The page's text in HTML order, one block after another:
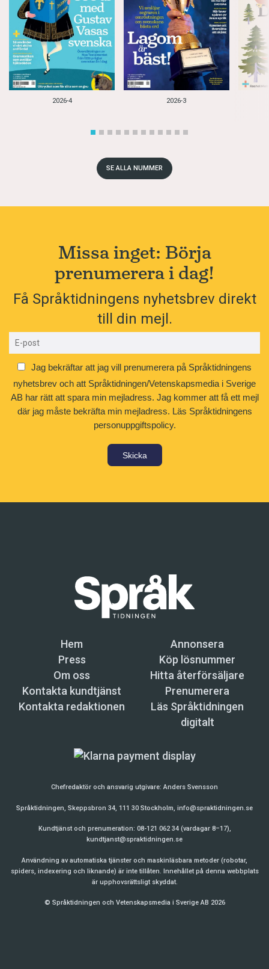
2026-4 2026-3
SE ALLA NUMMER
Missa inget: Börja
prenumerera i dag!
Få Språktidningens nyhetsbrev direkt
till din mejl.
Jag bekräftar att jag vill prenumerera på Språktidningens
nyhetsbrev och att Språktidningen/Vetenskapsmedia i Sverige
AB har rätt att spara min mejladress. Jag kommer att få ett mejl
där jag måste bekräfta min mejladress. Läs Språktidningens
personuppgiftspolicy.
Skicka
Hem
Annonsera
Press
Köp lösnummer
Om oss
Hitta återförsäljare
Kontakta kundtjänst
Prenumerera
Kontakta redaktionen
Läs Språktidningen
digitalt
Chefredaktör och ansvarig utgivare:Anders Svensson
Språktidningen, Skeppsbron 34, 111 30 Stockholm, info@spraktidningen.se
Kundtjänst och prenumeration: 08-121 062 34 (vardagar 8–17),
kundtjanst@spraktidningen.se
Användning av automatiska tjänster och maskinläsbara metoder (robotar,
spiders, indexering och liknande) är inte tillåten. Innehållet på denna webbplats
är upphovsrättsligt skyddat.
© Språktidningen och Vetenskapsmedia i Sverige AB 2026